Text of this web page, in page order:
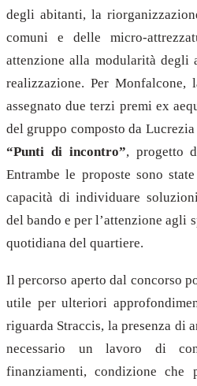
degli abitanti, la
comuni e delle micro-
attenzione alla modularità degli
realizzazione. Per Monfalcone,
assegnato due terzi premi ex
del gruppo composto da
“Punti di incontro”, progetto
Entrambe le proposte sono
capacità di individuare
del bando e per l’attenzione agli
quotidiana del quartiere.
Il percorso aperto dal concorso
utile per ulteriori
riguarda Straccis, la presenza di
necessario un lavoro di
finanziamenti, condizione che